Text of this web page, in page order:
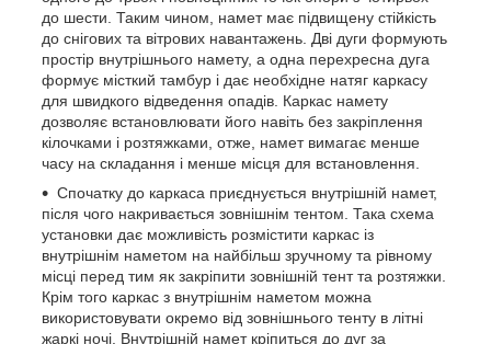
до шести. Таким чином, намет має підвищену стійкість
до снігових та вітрових навантажень. Дві дуги формують
простір внутрішнього намету, а одна перехресна дуга
формує місткий тамбур і дає необхідне натяг каркасу
для швидкого відведення опадів. Каркас намету
дозволяє встановлювати його навіть без закріплення
кілочками і розтяжками, отже, намет вимагає менше
часу на складання і менше місця для встановлення.
Спочатку до каркаса приєднується внутрішній намет,
після чого накривається зовнішнім тентом. Така схема
установки дає можливість розмістити каркас із
внутрішнім наметом на найбільш зручному та рівному
місці перед тим як закріпити зовнішній тент та розтяжки.
Крім того каркас з внутрішнім наметом можна
використовувати окремо від зовнішнього тенту в літні
жаркі ночі. Внутрішній намет кріпиться до дуг за